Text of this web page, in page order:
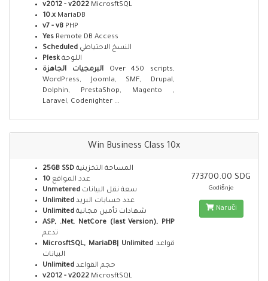
v2012 - v2022 MicrosftSQL
10.x MariaDB
v7 - v8 PHP
Yes Remote DB Access
Scheduled النسخ الاحتياطي
Plesk اللوحة
البرمجيات الجاهزةOver 450 scripts,
WordPress, Joomla, SMF, Drupal,
Dolphin, PrestaShop, Magento ,
Laravel, Codenighter ...
Win Business Class 10x
25GB SSD المساحة التخزينية
10 عدد المواقع
Unmetered سعة نقل البيانات
Unlimited عدد حسابات البريد
Unlimited شهادات تأمين مجانية
ASP, .Net, NetCore (last Version), PHP
تدعم
MicrosftSQL, MariaDB| Unlimited قواعد
البيانات
Unlimited حجم القواعد
v2012 - v2022 MicrosftSQL
773700.00 SDG
Godišnje
Naruči